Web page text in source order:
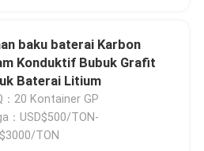
baku baterai Karbon
Konduktif Bubuk Grafit
Baterai Litium
：20 Kontainer GP
：USD$500/TON-
TON